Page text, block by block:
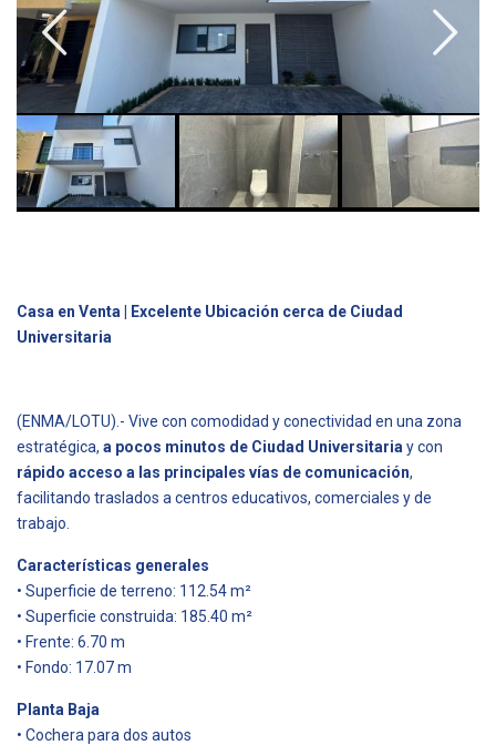
Casa en Venta | Excelente Ubicación cerca de Ciudad
Universitaria
(ENMA/LOTU).- Vive con comodidad y conectividad en una zona
estratégica, a pocos minutos de Ciudad Universitaria y con
rápido acceso a las principales vías de comunicación,
facilitando traslados a centros educativos, comerciales y de
trabajo.
Características generales
• Superficie de terreno: 112.54 m²
• Superficie construida: 185.40 m²
• Frente: 6.70 m
• Fondo: 17.07 m
Planta Baja
• Cochera para dos autos